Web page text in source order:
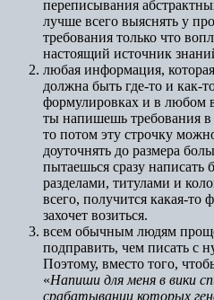
переписывания
лучше всего выяснять у
требования только что
настоящий источник
любая информация,
должна быть где-то и как-
формулировках и в любом
ты напишешь требования в
то потом эту строчку
доуточнять до размера
пытаешься сразу написать
разделами, титулами и
всего, получится какая-то
захочет возиться.
всем обычным людям
подправить, чем писать с
Поэтому, вместо того,
«Напиши для меня в вики
срабатывании которых